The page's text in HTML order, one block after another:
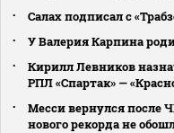
Салах подписал с
У Валерия Карпина
Кирилл Левников
РПЛ «Спартак» —
Месси вернулся после
нового рекорда не